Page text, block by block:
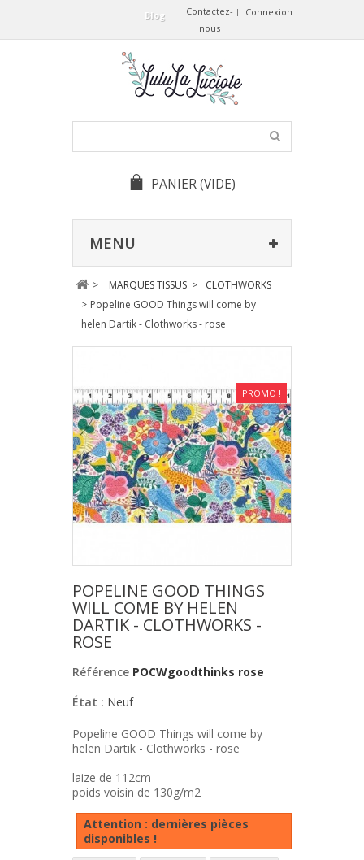
Connexion
Contactez-
nous
Blog
PANIER(VIDE)
MENU
> MARQUES TISSUS >
CLOTHWORKS
> Popeline GOOD Things will come by
helen Dartik - Clothworks - rose
PROMO !
POPELINE GOOD THINGS
WILL COME BY HELEN
DARTIK - CLOTHWORKS -
ROSE
Référence POCWgoodthinks rose
État : Neuf
Popeline GOOD Things will come by
helen Dartik - Clothworks - rose
laize de 112cm
poids voisin de 130g/m2
Attention : dernières pièces
disponibles !